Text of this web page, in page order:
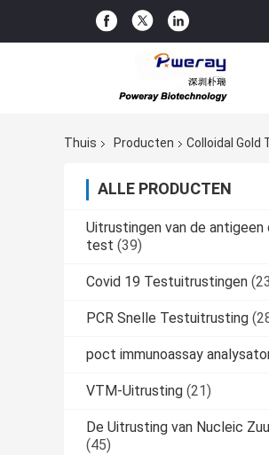
Thuis Producten Colloidal Gold
ALLE PRODUCTEN
Uitrustingen van de antigeen
test (39)
Covid 19 Testuitrustingen
PCR Snelle Testuitrusting
poct immunoassay
VTM-Uitrusting (21)
De Uitrusting van Nucleic
(45)